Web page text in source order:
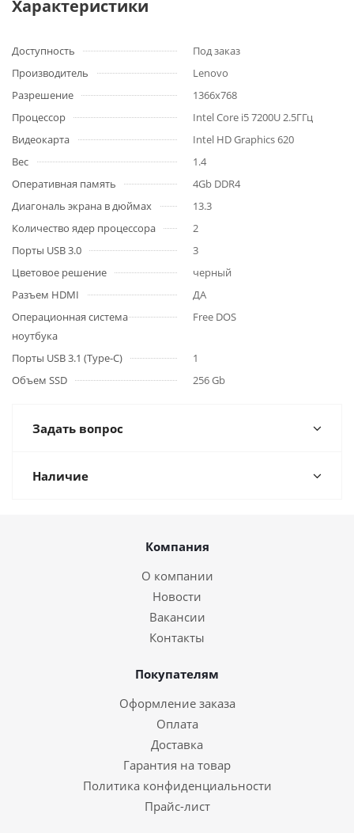
Характеристики
Доступность
Под заказ
Производитель
Lenovo
Разрешение
1366x768
Процессор
Intel Core i5 7200U 2.5ГГц
Видеокарта
Intel HD Graphics 620
Вес
1.4
Оперативная память
4Gb DDR4
Диагональ экрана в дюймах
13.3
Количество ядер процессора
2
Порты USB 3.0
3
Цветовое решение
черный
Разъем HDMI
ДА
Операционная система
ноутбука
Free DOS
Порты USB 3.1 (Type-C)
1
Объем SSD
256 Gb
Задать вопрос
Наличие
Компания
О компании
Новости
Вакансии
Контакты
Покупателям
Оформление заказа
Оплата
Доставка
Гарантия на товар
Политика конфиденциальности
Прайс-лист